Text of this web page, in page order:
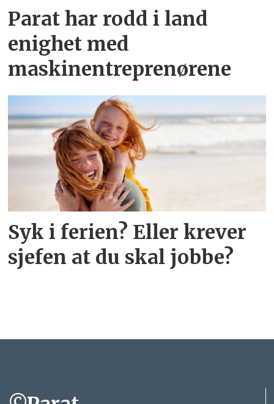
Parat har rodd i land
enighet med
maskinentreprenørene
Syk i ferien? Eller krever
sjefen at du skal jobbe?